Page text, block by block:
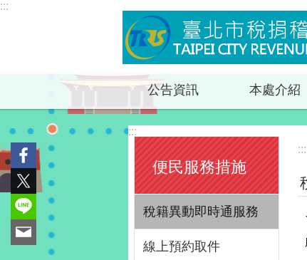
跳到主要內容區塊
:::
公告資訊 本處介紹
:::
便民服務措施
稅籍異動即時通服務
線上預約取件
:::